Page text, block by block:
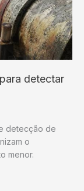
detectar
detecção de
o
menor.